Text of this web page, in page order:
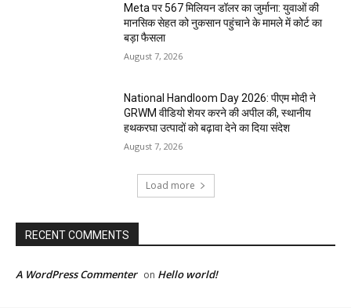
Meta पर 567 मिलियन डॉलर का जुर्माना: युवाओं की
मानसिक सेहत को नुकसान पहुंचाने के मामले में कोर्ट का
बड़ा फैसला
August 7, 2026
National Handloom Day 2026: पीएम मोदी ने
GRWM वीडियो शेयर करने की अपील की, स्थानीय
हथकरघा उत्पादों को बढ़ावा देने का दिया संदेश
August 7, 2026
Load more
RECENT COMMENTS
A WordPress Commenter on Hello world!